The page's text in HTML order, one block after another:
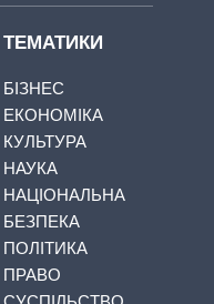
ТЕМАТИКИ
БІЗНЕС
ЕКОНОМІКА
КУЛЬТУРА
НАУКА
НАЦІОНАЛЬНА
БЕЗПЕКА
ПОЛІТИКА
ПРАВО